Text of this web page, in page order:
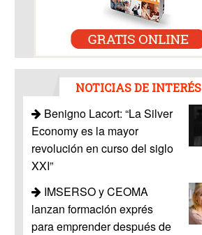
NOTICIAS DE INTERÉS
Benigno Lacort: “La Silver
Economy es la mayor
revolución en curso del siglo
XXI”
IMSERSO y CEOMA
lanzan formación exprés
para emprender después de